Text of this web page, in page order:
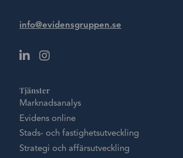
info@evidensgruppen.se
Tjänster
Marknadsanalys
Evidens online
Stads- och fastighetsutveckling
Strategi och affärsutveckling